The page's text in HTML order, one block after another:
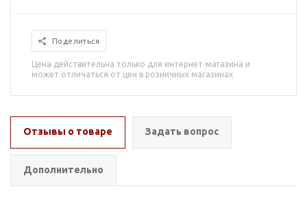
Поделиться
Цена действительна только для интернет-магазина и
может отличаться от цен в розничных магазинах
Отзывы о товаре Задать вопрос
Дополнительно